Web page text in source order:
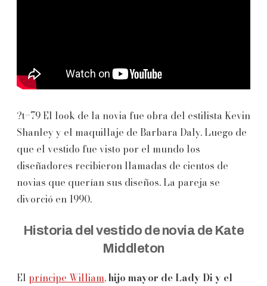
?t=79 El look de la novia fue obra del estilista Kevin
Shanley y el maquillaje de Barbara Daly. Luego de
que el vestido fue visto por el mundo los
diseñadores recibieron llamadas de cientos de
novias que querían sus diseños. La pareja se
divorció en 1990.
Historia del vestido de novia de Kate
Middleton
El príncipe William,hijo mayor de Lady Di y el